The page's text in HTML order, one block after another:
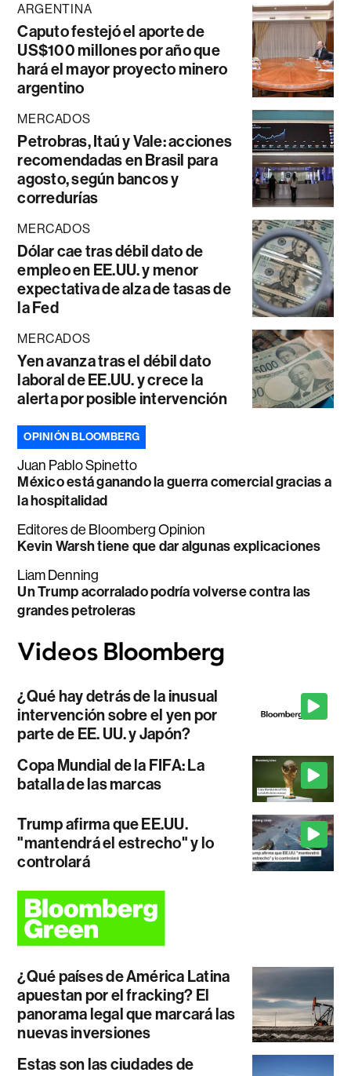
ARGENTINA
Caputo festejó el aporte de
US$100 millones por año que
hará el mayor proyecto minero
argentino
MERCADOS
Petrobras, Itaú y Vale: acciones
recomendadas en Brasil para
agosto, según bancos y
corredurías
MERCADOS
Dólar cae tras débil dato de
empleo en EE.UU. y menor
expectativa de alza de tasas de
la Fed
MERCADOS
Yen avanza tras el débil dato
laboral de EE.UU. y crece la
alerta por posible intervención
OPINIÓN BLOOMBERG
Juan Pablo Spinetto
México está ganando la guerra comercial gracias a
la hospitalidad
Editores de Bloomberg Opinion
Kevin Warsh tiene que dar algunas explicaciones
Liam Denning
Un Trump acorralado podría volverse contra las
grandes petroleras
¿Qué hay detrás de la inusual
intervención sobre el yen por
parte de EE. UU. y Japón?
Copa Mundial de la FIFA: La
batalla de las marcas
Trump afirma que EE.UU.
"mantendrá el estrecho" y lo
controlará
¿Qué países de América Latina
apuestan por el fracking? El
panorama legal que marcará las
nuevas inversiones
Estas son las ciudades de